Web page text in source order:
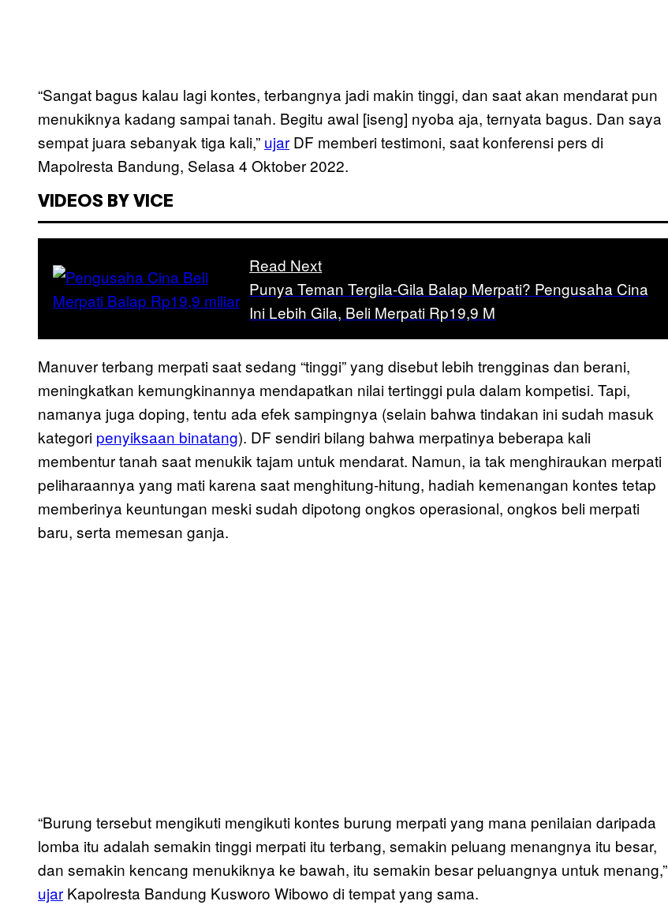
“Sangat bagus kalau lagi kontes, terbangnya jadi makin tinggi, dan saat akan mendarat pun
menukiknya kadang sampai tanah. Begitu awal [iseng] nyoba aja, ternyata bagus. Dan saya
sempat juara sebanyak tiga kali,” ujar DF memberi testimoni, saat konferensi pers di
Mapolresta Bandung, Selasa 4 Oktober 2022.
VIDEOS BY VICE
Read Next
Punya Teman Tergila-Gila Balap Merpati? Pengusaha Cina
Ini Lebih Gila, Beli Merpati Rp19,9 M
Manuver terbang merpati saat sedang “tinggi” yang disebut lebih trengginas dan berani,
meningkatkan kemungkinannya mendapatkan nilai tertinggi pula dalam kompetisi. Tapi,
namanya juga doping, tentu ada efek sampingnya (selain bahwa tindakan ini sudah masuk
kategori penyiksaan binatang). DF sendiri bilang bahwa merpatinya beberapa kali
membentur tanah saat menukik tajam untuk mendarat. Namun, ia tak menghiraukan merpati
peliharaannya yang mati karena saat menghitung-hitung, hadiah kemenangan kontes tetap
memberinya keuntungan meski sudah dipotong ongkos operasional, ongkos beli merpati
baru, serta memesan ganja.
“Burung tersebut mengikuti mengikuti kontes burung merpati yang mana penilaian daripada
lomba itu adalah semakin tinggi merpati itu terbang, semakin peluang menangnya itu besar,
dan semakin kencang menukiknya ke bawah, itu semakin besar peluangnya untuk menang,”
ujar Kapolresta Bandung Kusworo Wibowo di tempat yang sama.